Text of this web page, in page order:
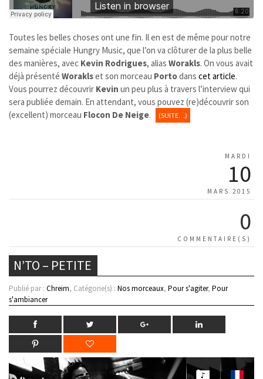
Toutes les belles choses ont une fin. Il en est de même pour notre
semaine spéciale Hungry Music, que l’on va clôturer de la plus belle
des manières, avec Kevin Rodrigues, alias Worakls. On vous avait
déjà présenté Woraklset son morceau Portodans cet article.
Vous pourrez découvrir Kevin un peu plus à travers l’interview qui
sera publiée demain. En attendant, vous pouvez (re)découvrir son
(excellent) morceau Flocon De Neige. (SUITE…)
MARDI
10
MARS 2015
0
COMMENTAIRE(S)
N’TO – PETITE
Publié par : Chreim, Catégorie(s) : Nos morceaux, Pour s'agiter, Pour
s'ambiancer